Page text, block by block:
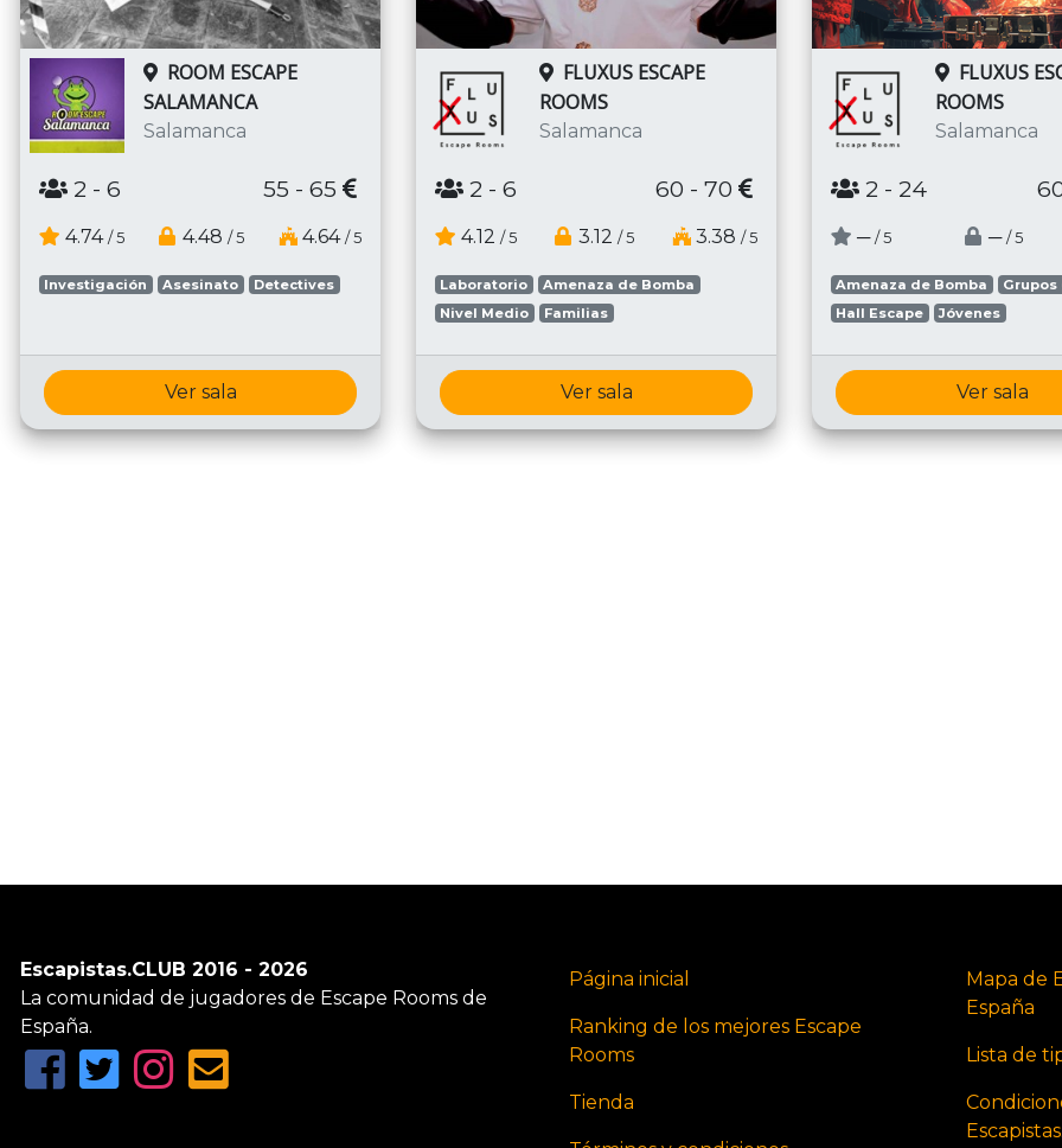
ROOM ESCAPE
SALAMANCA
Salamanca
2 - 6 55 - 65
4.74 / 5 4.48 / 5 4.64 / 5
Investigación Asesinato Detectives
Ver sala
FLUXUS ESCAPE
ROOMS
Salamanca
2 - 6 60 - 70
4.12 / 5 3.12 / 5 3.38 / 5
Laboratorio
Amenaza de Bomba
Nivel Medio
Familias
Ver sala
FLUXUS
ROOMS
Salamanca
2 - 24
─ / 5 ─ / 5
Amenaza de Bomba
Hall Escape
Jóvenes
Ver sala
Escapistas.CLUB 2016 - 2026
La comunidad de jugadores de Escape Rooms de
España.
Página inicial
Ranking de los mejores Escape
Rooms
Tienda
Mapa de
España
Lista de